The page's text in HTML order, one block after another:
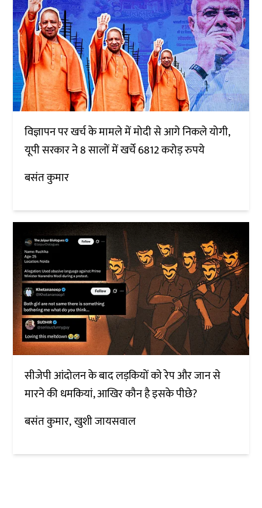
विज्ञापन पर खर्च के मामले में मोदी से आगे निकले योगी,
यूपी सरकार ने 8 सालों में खर्चे 6812 करोड़ रुपये
बसंत कुमार
सीजेपी आंदोलन के बाद लड़कियों को रेप और जान से
मारने की धमकियां, आखिर कौन है इसके पीछे?
बसंत कुमार खुशी जायसवाल